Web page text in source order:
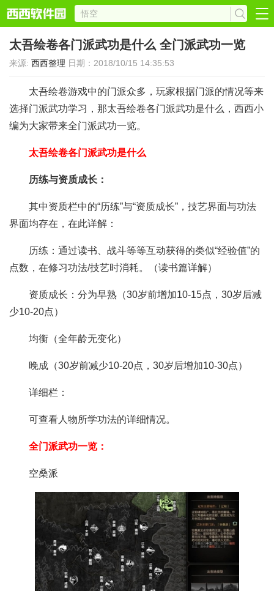
太吾绘卷各门派武功是什么 全门派武功一览
来源: 西西整理 日期：2018/10/15 14:35:53
太吾绘卷游戏中的门派众多，玩家根据门派的情况等来
选择门派武功学习，那太吾绘卷各门派武功是什么，西西小
编为大家带来全门派武功一览。
太吾绘卷各门派武功是什么
历练与资质成长：
其中资质栏中的“历练”与“资质成长”，技艺界面与功法
界面均存在，在此详解：
历练：通过读书、战斗等等互动获得的类似“经验值”的
点数，在修习功法/技艺时消耗。（读书篇详解）
资质成长：分为早熟（30岁前增加10-15点，30岁后减
少10-20点）
均衡（全年龄无变化）
晚成（30岁前减少10-20点，30岁后增加10-30点）
详细栏：
可查看人物所学功法的详细情况。
全门派武功一览：
空桑派